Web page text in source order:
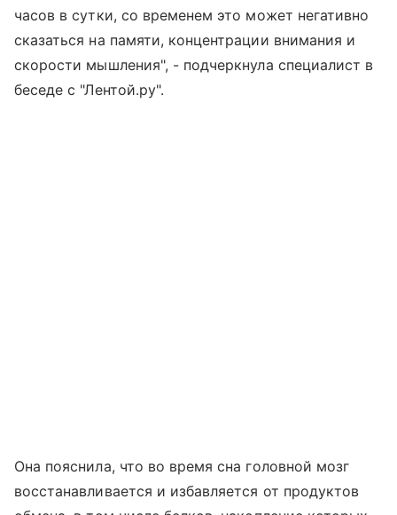
часов в сутки, со временем это может негативно
сказаться на памяти, концентрации внимания и
скорости мышления", - подчеркнула специалист в
беседе с "Лентой.ру".
Она пояснила, что во время сна головной мозг
восстанавливается и избавляется от продуктов